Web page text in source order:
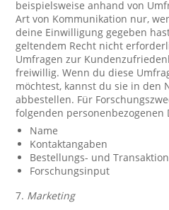
beispielsweise anhand von
Art von Kommunikation nur,
deine Einwilligung gegeben
geltendem Recht nicht
Umfragen zur
freiwillig. Wenn du diese
möchtest, kannst du sie in den
abbestellen. Für
folgenden personenbezogenen
Name
Kontaktangaben
Bestellungs- und
Forschungsinput
7. Marketing